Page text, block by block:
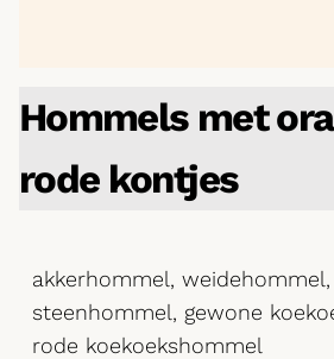
Hommels met
rode kontjes
akkerhommel,
steenhommel, gewone
rode koekoekshommel